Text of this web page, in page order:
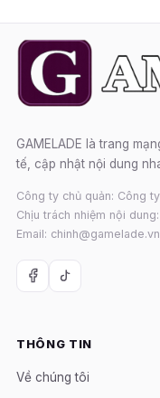
GAMELADE là trang
tế, cập nhật nội dung
Công ty chủ quản: Công
Chịu trách nhiệm nội
Email:
THÔNG TIN
Về chúng tôi